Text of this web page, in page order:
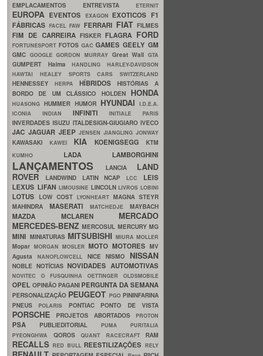
EMPLACAMENTOS ENTREVISTA ETERNIT
EUROPA EVENTOS EXAGON EXOTICOS F1
FÁBRICASFACELFAW FERRARI FIAT FILMES
FIM DE CARREIRA FISKER FLAGRA FORD
FORTUNESPORT FOTOS GACGAMESGEELYGM
GMC GOOGLEGORDON MURRAY Great WallGTA
GUMPERT HaimaHANDLINGHARLEY-DAVIDSON
HAWTAI HEALEY SPORTS CARS SWITZERLAND
HENNESSEY HERPA HÍBRIDOSHISTÓRIAS A
BORDO DE UM CLÁSSICO HOLDEN HONDA
HUASONGHUMMER HUMOR HYUNDAI I.D.E.A.
ICONIA INDIAN INFINITIINITIALE PARIS
INVERDADESISUZU ITALDESIGN-GIUGIAROIVECO
JAC JAGUAR JEEPJENSENJIANGLINGJONWAY
KAWASAKI KAWEI KIA KOENIGSEGG KTM
KUMHO LADA LAMBORGHINI
LANÇAMENTOS LANCIA LAND
ROVER
LANDWIND LATIN NCAP LCC LEIS
LEXUS LIFAN LIMOUSINE LINCOLN LIVROS LOBINI
LOTUS LOW COST LYONHEART MAGNA STEYR
MAHINDRA MASERATIMATCHEDJEMAYBACH
MAZDA MCLAREN MERCADO
MERCEDES-BENZMERCOSUL MERCURYMG
MINI MINIATURAS MITSUBISHI MIURA MOLLER
Mopar MORGAN MOSLER MOTO MOTORES MV
Agusta NANOFLOWCELL NICENISMO NISSAN
NOBLE NOTÍCIAS NOVIDADES AUTOMOTIVAS
NOVITEC O FUSQUINHA OETTINGER OLDSMOBILE
OPEL OPINIÃO PAGANI PERGUNTA DA SEMANA
PERSONALIZAÇÃO PEUGEOT PGO PININFARINA
PNEUS
POLARIS PONTIAC PONTO DE VISTA
PORSCHE PROJETOS ABORTADOS PROTON
PSA PUBLIEDITORIAL PUMA PURITALIA
PYEONGHWA QOROS QUANT RACECRAFT RAM
RECALLS RED BULL REESTILIZAÇÕES RELY